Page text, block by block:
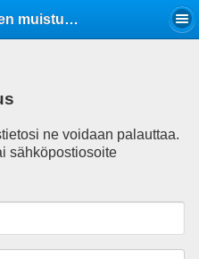
Kirjautumisen muistutus
ne voidaan palauttaa.
sähköpostiosoite